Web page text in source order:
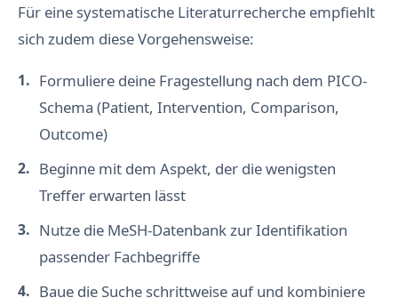
Für eine systematische Literaturrecherche empfiehlt
sich zudem diese Vorgehensweise:
Formuliere deine Fragestellung nach dem PICO-
Schema (Patient, Intervention, Comparison,
Outcome)
Beginne mit dem Aspekt, der die wenigsten
Treffer erwarten lässt
Nutze die MeSH-Datenbank zur Identifikation
passender Fachbegriffe
Baue die Suche schrittweise auf und kombiniere